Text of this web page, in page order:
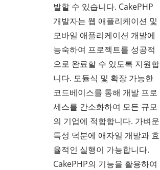
발할 수 있습니다. CakePHP
개발자는 웹 애플리케이션 및
모바일 애플리케이션 개발에
능숙하여 프로젝트를 성공적
으로 완료할 수 있도록 지원합
니다. 모듈식 및 확장 가능한
코드베이스를 통해 개발 프로
세스를 간소화하여 모든 규모
의 기업에 적합합니다. 가벼운
특성 덕분에 애자일 개발과 효
율적인 실행이 가능합니다.
CakePHP의 기능을 활용하여